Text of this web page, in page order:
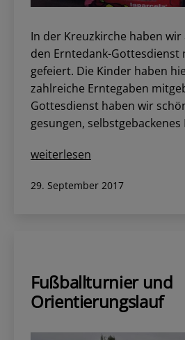
In der Kreuzkirche haben
den Erntedank-Gottesdienst
gefeiert. Die Kinder haben
zahlreiche Erntegaben
Gottesdienst haben wir
gesungen,
Danken,
und
weiterlesen
Veröffentlicht
29. September 2017
Fußballturnier und
Orientierungslauf